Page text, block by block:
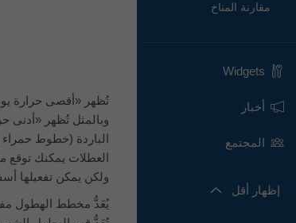
مقارنة المناخ
Widgets
أخبار
المجتمع
إظهار أقل
وبالمثل تُظهر «أدنى
العطلات يمكنك توقع
ولكن يمكن تفعيلها
يُعَدُّ مخطط الهطول